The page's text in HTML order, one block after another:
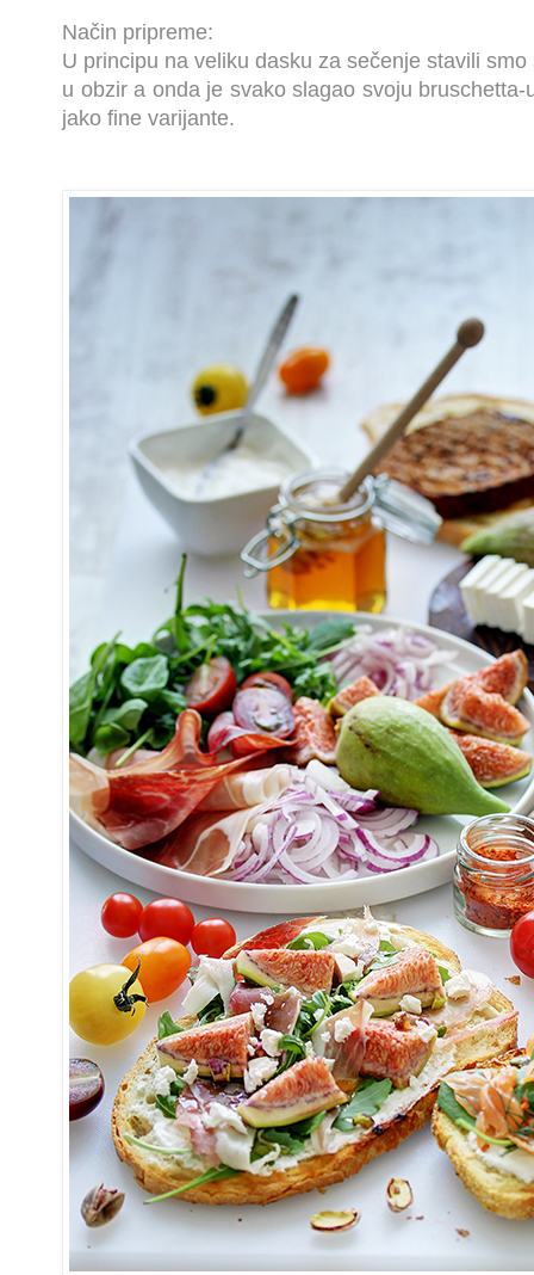
Način pripreme:
U principu na veliku dasku za sečenje stavili
u obzir a onda je svako slagao svoju
jako fine varijante.